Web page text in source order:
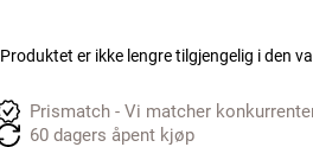
Produktet er ikke lengre tilgjengelig i den
Prismatch - Vi matcher
60 dagers åpent kjøp